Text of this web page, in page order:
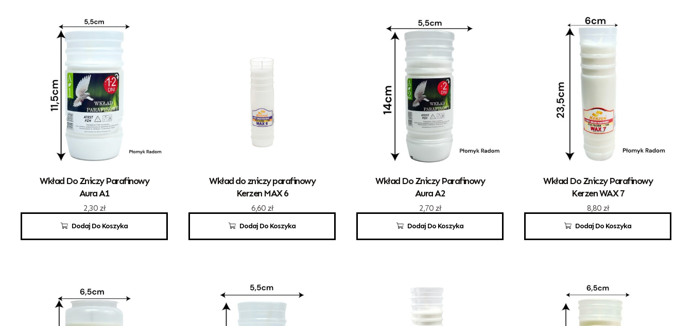
Dodaj Do Koszyka
Wkład Do Zniczy Parafinowy
Aura A1
2,30 zł
Dodaj Do Koszyka
Wkład do zniczy parafinowy
Kerzen MAX 6
6,60 zł
Dodaj Do Koszyka
Wkład Do Zniczy Parafinowy
Aura A2
2,70 zł
Dodaj Do Koszyka
Wkład Do Zniczy Parafinowy
Kerzen WAX 7
8,80 zł